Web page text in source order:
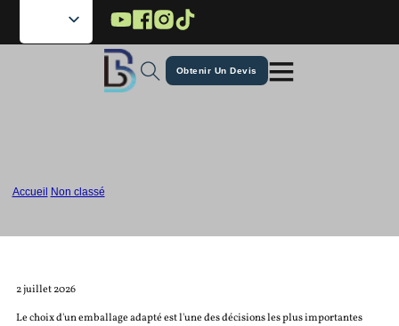
Passer au contenu principal
Passer au pied de page
Obtenir Un Devis
Accueil Non classé
2 juillet 2026
Le choix d'un emballage adapté est l'une des décisions les plus importantes